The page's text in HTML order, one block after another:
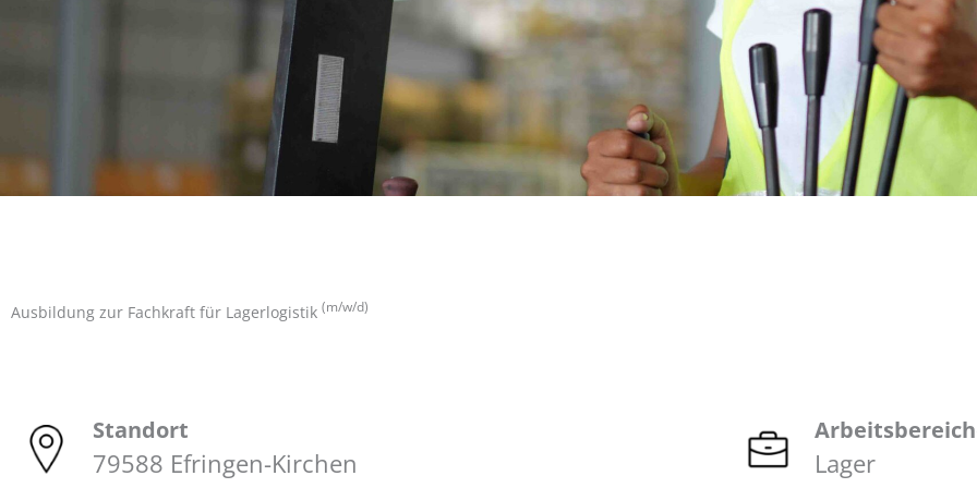
Ausbildung zur Fachkraft für Lagerlogistik (m/w/d)
Standort
79588 Efringen-Kirchen Lager